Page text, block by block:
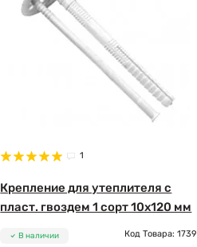
1
Крепление для утеплителя с
пласт. гвоздем 1 сорт 10x120 мм
В наличии Код Товара: 1739